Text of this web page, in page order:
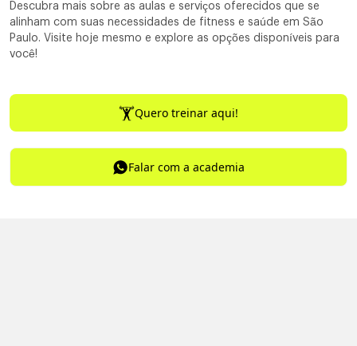
Descubra mais sobre as aulas e serviços oferecidos que se
alinham com suas necessidades de fitness e saúde em São
Paulo. Visite hoje mesmo e explore as opções disponíveis para
você!
Quero treinar aqui!
Falar com a academia